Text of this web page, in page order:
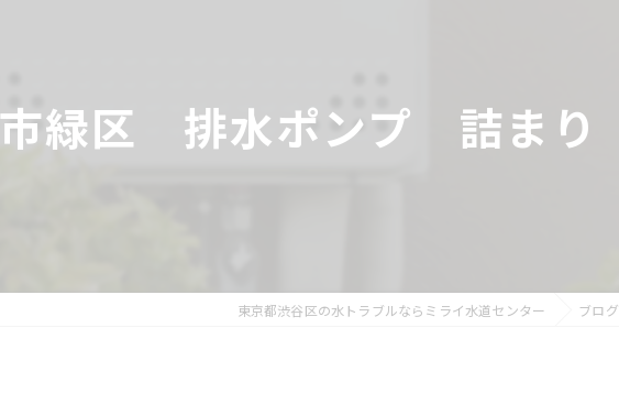
給湯器
緑区 排水ポンプ 詰まり
東京都渋谷区の水トラブルならミライ水道センター ブログ